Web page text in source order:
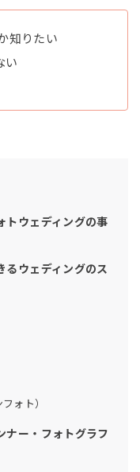
知りたい
い
トウェディングの事
るウェディングのス
ォト）
ナー・フォトグラフ